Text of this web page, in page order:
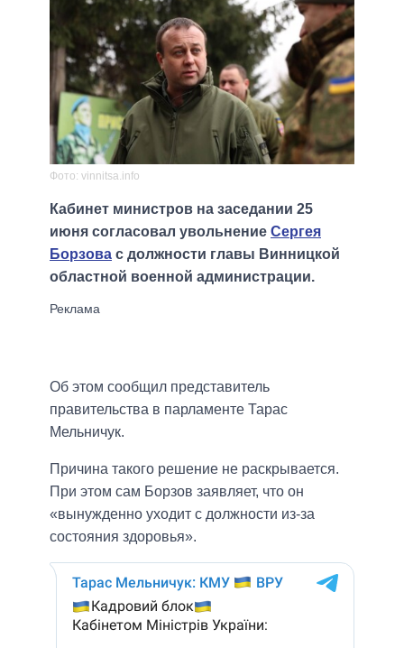
Фото: vinnitsa.info
Кабинет министров на заседании 25
июня согласовал увольнение Сергея
Борзова с должности главы Винницкой
областной военной администрации.
Об этом сообщил представитель
правительства в парламенте Тарас
Мельничук.
Причина такого решение не раскрывается.
При этом сам Борзов заявляет, что он
«вынужденно уходит с должности из-за
состояния здоровья».